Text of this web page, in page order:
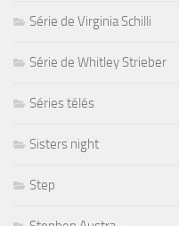
Série de Virginia Schilli
Série de Whitley Strieber
Séries télés
Sisters night
Step